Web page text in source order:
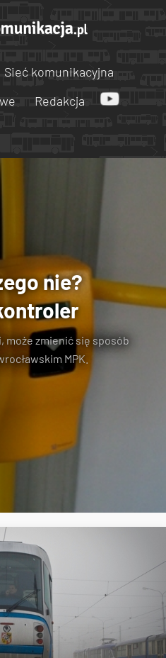
Sieć komunikacyjna
Redakcja
nie?
może zmienić się sposób
MPK.